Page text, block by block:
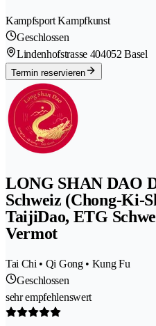
Kampfsport Kampfkunst
Geschlossen
Lindenhofstrasse 404052 Basel
Termin reservieren
LONG SHAN DAO
Schweiz (Chong-Ki-
TaijiDao, ETG
Vermot
Tai Chi • Qi Gong • Kung Fu
Geschlossen
sehr empfehlenswert